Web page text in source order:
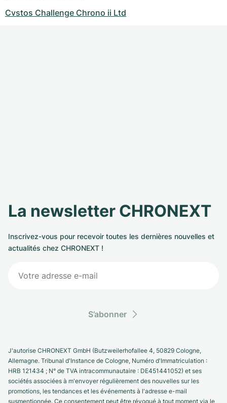
Cvstos Challenge Chrono ii Ltd
La newsletter CHRONEXT
Inscrivez-vous pour recevoir toutes les dernières nouvelles et
actualités chez CHRONEXT !
S’abonner
J'autorise CHRONEXT GmbH (Butzweilerhofallee 4, 50829 Cologne,
Allemagne. Tribunal d'Instance de Cologne, Numéro d'Immatriculation :
HRB 121434 ; N° de TVA intracommunautaire : DE451441052) et ses
sociétés associées à m'envoyer régulièrement des nouvelles sur les
promotions, les tendances et les événements à l'adresse e-mail
susmentionnée. Ce consentement peut être révoqué à tout moment via le